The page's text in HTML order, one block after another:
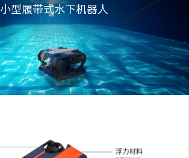
小型履带式水下机器人